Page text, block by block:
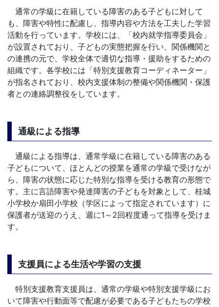
通常の学級に在籍している障害のある子どもに対して
も、障害や特性に配慮し、指導内容や方法を工夫した学習
活動を行っています。学校には、「校内就学指導委員会」
が設置されており、子どもの実態把握を行い、関係機関と
の連携の元で、学校全体で適切な指導・援助をするための
組織です。各学校には「特別支援教育コーディネーター」
が指名されており、校内支援体制の整備や関係機関・保護
者との連絡調整役をしています。
通級による指導
通級による指導は、通常学級に在籍している障害のある
子どもについて、ほとんどの授業を通常の学級で受けなが
ら、障害の状態に応じた特別な指導を受ける教育の形態で
す。主に言語障害や発達障害の子どもを対象として、桂城
小学校か扇田小学校（学区によって指定されています）に
保護者が送迎のうえ、週に1～2回程度通って指導を受けま
す。
支援員による生活や学習の支援
特別支援教育支援員は、通常の学級や特別支援学級にお
いて障害や行動面等で配慮が必要である子どもたちの学校